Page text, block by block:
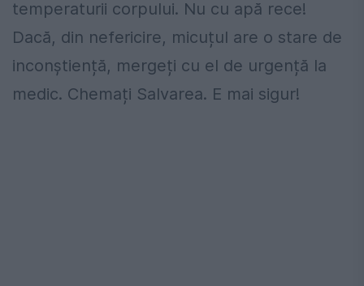
temperaturii corpului. Nu cu apă rece!
Dacă, din nefericire, micuțul are o stare de
inconștiență, mergeți cu el de urgență la
medic. Chemați Salvarea. E mai sigur!